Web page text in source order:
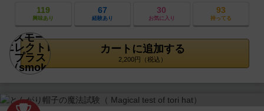
119
興味あり
67
経験あり
30
お気に入り
93
持ってる
カートに追加する
2,200円（税込）